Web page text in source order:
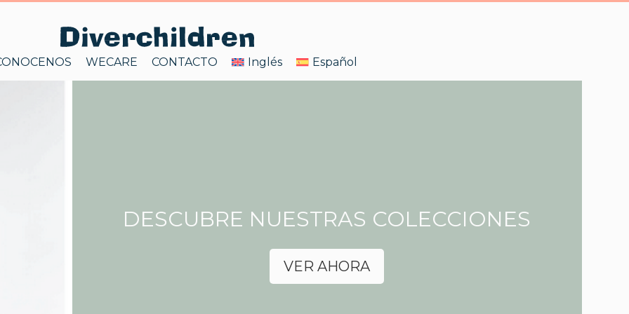
WECARE CONTACTO Inglés Español
DESCUBRE NUESTRAS COLECCIONES
VER AHORA